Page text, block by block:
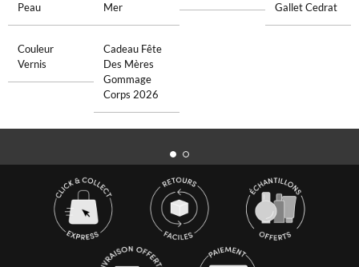
Peau
Mer
Gallet Cedrat
Couleur
Vernis
Cadeau Fête
Des Mères
Gommage
Corps 2026